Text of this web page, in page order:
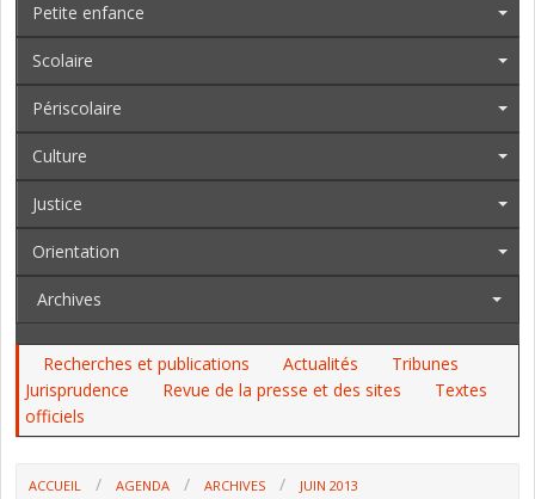
Petite enfance
Scolaire
Périscolaire
Culture
Justice
Orientation
Archives
Recherches et publications Actualités
Tribunes
Jurisprudence
Revue de la presse et des sites
Textes
officiels
ACCUEIL AGENDA ARCHIVES JUIN 2013